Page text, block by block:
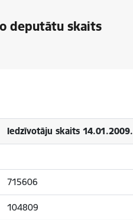
deputātu skaits
Iedzīvotāju skaits 14.01.2009.
715606
104809